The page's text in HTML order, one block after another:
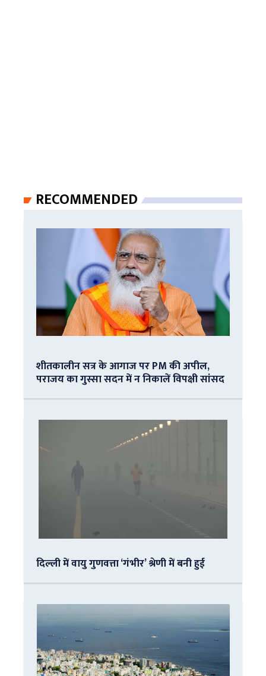
RECOMMENDED
शीतकालीन सत्र के आगाज पर PM की अपील,
पराजय का गुस्सा सदन में न निकालें विपक्षी सांसद
दिल्ली में वायु गुणवत्ता ‘गंभीर’ श्रेणी में बनी हुई